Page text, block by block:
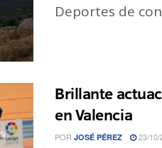
Deportes de
Brillante
en Valencia
POR JOSÉ PÉREZ 23/10/